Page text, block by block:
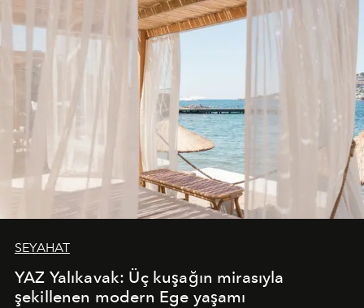
SEYAHAT
YAZ Yalıkavak: Üç kuşağın mirasıyla
şekillenen modern Ege yaşamı